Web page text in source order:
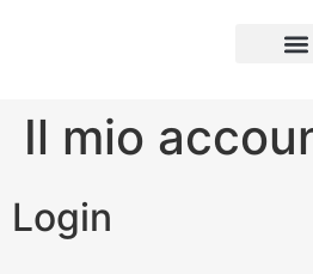
Il mio
Login